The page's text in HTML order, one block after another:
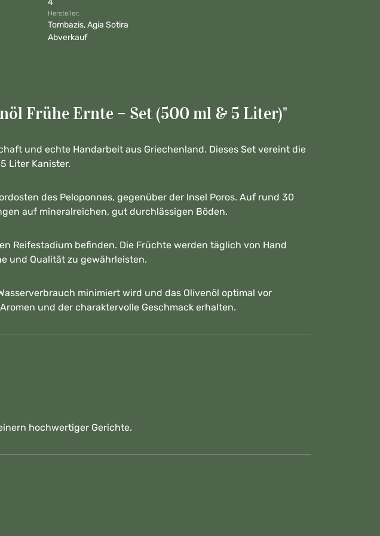
4
Hersteller:
Tombazis, Agia Sotira
Abverkauf
Frühe Ernte – Set (500 ml & 5 Liter)"
und echte Handarbeit aus Griechenland. Dieses Set vereint die
Liter Kanister.
des Peloponnes, gegenüber der Insel Poros. Auf rund 30
auf mineralreichen, gut durchlässigen Böden.
Reifestadium befinden. Die Früchte werden täglich von Hand
und Qualität zu gewährleisten.
minimiert wird und das Olivenöl optimal vor
und der charaktervolle Geschmack erhalten.
hochwertiger Gerichte.